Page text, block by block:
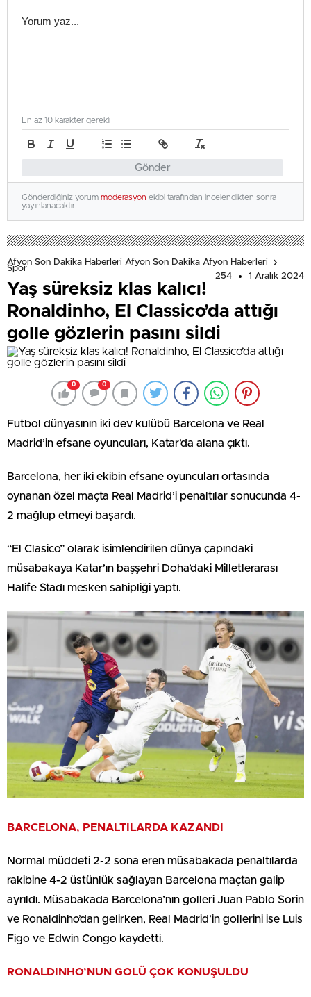
Gönder
En az 10 karakter gerekli
Gönderdiğiniz yorum moderasyon ekibi tarafından incelendikten sonra
yayınlanacaktır.
Afyon Son Dakika Haberleri Afyon Son Dakika Afyon Haberleri
Spor
254
1 Aralık 2024
Yaş süreksiz klas kalıcı!
Ronaldinho, El Classico’da attığı
golle gözlerin pasını sildi
0 0
Futbol dünyasının iki dev kulübü Barcelona ve Real
Madrid’in efsane oyuncuları, Katar’da alana çıktı.
Barcelona, her iki ekibin efsane oyuncuları ortasında
oynanan özel maçta Real Madrid’i penaltılar sonucunda 4-
2 mağlup etmeyi başardı.
“El Clasico” olarak isimlendirilen dünya çapındaki
müsabakaya Katar’ın başşehri Doha’daki Milletlerarası
Halife Stadı mesken sahipliği yaptı.
BARCELONA, PENALTILARDA KAZANDI
Normal müddeti 2-2 sona eren müsabakada penaltılarda
rakibine 4-2 üstünlük sağlayan Barcelona maçtan galip
ayrıldı. Müsabakada Barcelona’nın golleri Juan Pablo Sorin
ve Ronaldinho’dan gelirken, Real Madrid’in gollerini ise Luis
Figo ve Edwin Congo kaydetti.
RONALDINHO’NUN GOLÜ ÇOK KONUŞULDU